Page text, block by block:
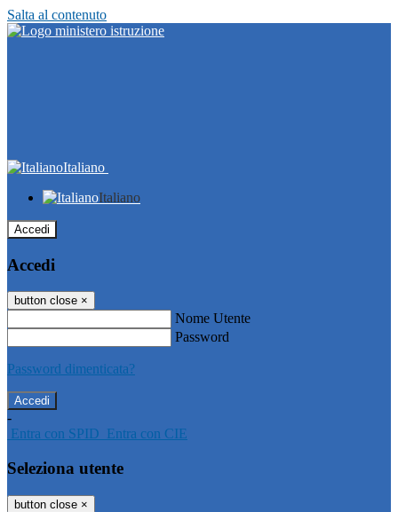
Salta al contenuto
Italiano
Italiano
Accedi
Accedi
button close ×
Nome Utente
Password
Password dimenticata?
-
Entra con SPID Entra con CIE
Seleziona utente
button close ×